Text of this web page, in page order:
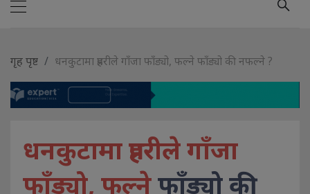
गृह पृष्ट धनकुटामा प्रहरीले गाँजा फाँड्यो, फल्ने फाँड्यो की नफल्ने ?
धनकुटामा प्रहरीले गाँजा
फाँड्यो, फल्नेफाँड्यो की